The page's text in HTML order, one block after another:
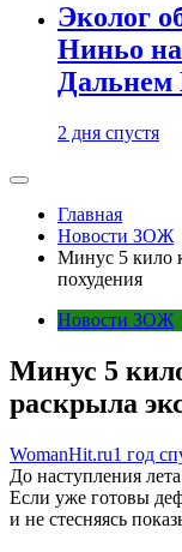
Эколог
Ниньо
Дальнем
2 дня спустя
Главная
Новости ЗОЖ
Минус 5 кило
похудения
Новости ЗОЖ
Минус 5
раскрыла
WomanHit.ru1 год
До наступления
Если уже готовы
и не стесняясь